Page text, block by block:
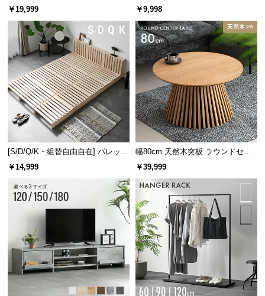
脚下収納の内寸（左右共通）
横幅 奥行 高さ
約49㎝ 約29.5㎝ 約10㎝
レーム ダイニング 大理石調 4人掛
￥19,999 ズシェルチェア
￥9,998
[S/D/Q/K・組替自由自在] パレット
ベッド 8/12/16枚セット
￥14,999
幅80cm 天然木突板 ラウンドセン
ターテーブル 美しい格子デザイン
￥39,999